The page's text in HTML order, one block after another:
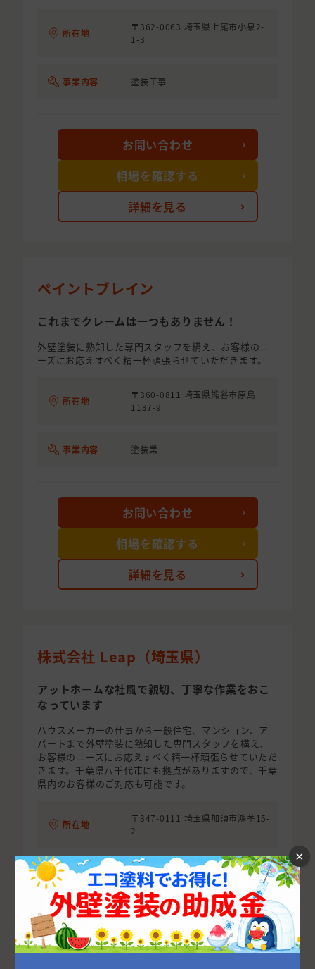
所在地
〒362-0063 埼玉県上尾市小泉2-
1-3
事業内容 塗装工事
詳細を見る
お問い合わせ
相場を確認する
ペイントブレイン
これまでクレームは一つもありません！
外壁塗装に熟知した専門スタッフを構え、お客様のニ
ーズにお応えすべく精一杯頑張らせていただきます。
所在地
〒360-0811 埼玉県熊谷市原島
1137-9
事業内容 塗装業
詳細を見る
お問い合わせ
相場を確認する
株式会社 Leap（埼玉県）
アットホームな社風で親切、丁寧な作業をおこ
なっています
ハウスメーカーの仕事から一般住宅、マンション、ア
パートまで外壁塗装に熟知した専門スタッフを構え、
お客様のニーズにお応えすべく精一杯頑張らせていただ
きます。千葉県八千代市にも拠点がありますので、千葉
県内のお客様のご対応も可能です。
所在地
〒347-0111 埼玉県加須市鴻茎15-
2
事業内容
塗装工事、防水工事、外装リフォ
ーム、内装リフォーム
お問い合わせ
×